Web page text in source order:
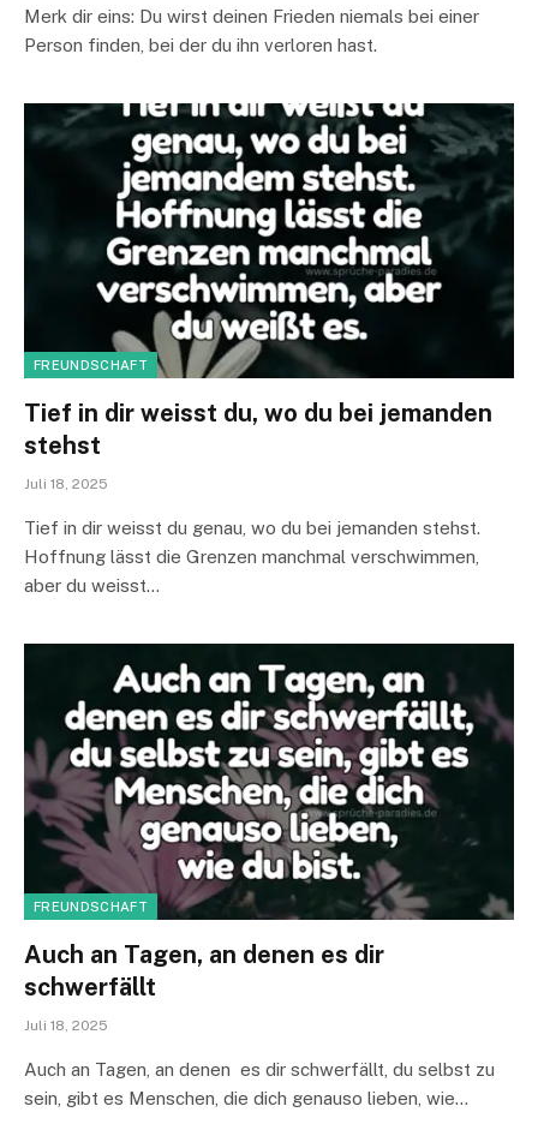
Merk dir eins: Du wirst deinen Frieden niemals bei einer
Person finden, bei der du ihn verloren hast.
FREUNDSCHAFT
Tief in dir weisst du, wo du bei jemanden
stehst
Juli 18, 2025
Tief in dir weisst du genau, wo du bei jemanden stehst.
Hoffnung lässt die Grenzen manchmal verschwimmen,
aber du weisst…
FREUNDSCHAFT
Auch an Tagen, an denen es dir
schwerfällt
Juli 18, 2025
Auch an Tagen, an denen es dir schwerfällt, du selbst zu
sein, gibt es Menschen, die dich genauso lieben, wie…